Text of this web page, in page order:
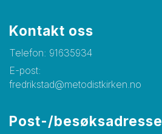
Kontakt oss
Telefon: 91635934
E-post:
fredrikstad@metodistkirken.no
Post-/besøksadresse